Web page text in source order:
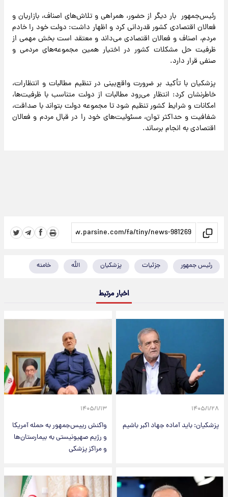
رئیس‌جمهور بار دیگر از حضور، همراهی و تلاش‌های اصناف، بازاریان و
فعالان اقتصادی کشور قدردانی کرد و اظهار داشت: دولت خود را خادم
مردم، اصناف و فعالان اقتصادی می‌داند و معتقد است بخش مهمی از
ظرفیت حل مشکلات کشور در اختیار همین مجموعه‌های مردمی و
صنفی قرار دارد.
پزشکیان با تأکید بر ضرورت واقع‌بینی در تنظیم مطالبات و انتظارات،
خاطرنشان کرد: انتظار می‌رود مطالبات از دولت متناسب با ظرفیت‌ها،
امکانات و شرایط کشور تنظیم شود تا مجموعه دولت بتواند با صداقت،
شفافیت و حداکثر توان، مسئولیت‌های خود را در قبال مردم و فعالان
اقتصادی به انجام برساند.
رئیس جمهور جزئیات پزشکیان الله خامنه
اخبار مرتبط
۱۴۰۵/۱/۲۸
پزشکیان: باید آماده جهاد اکبر باشیم
۱۴۰۵/۱/۱۳
واکنش رییس‌جمهور به حمله آمریکا
و رژیم صهیونیستی به بیمارستان‌ها
و مراکز پزشکی